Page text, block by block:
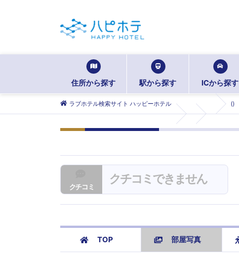
住所から探す 駅から探す ICから探す
ラブホテル検索サイト ハッピーホテル ()
クチコミ
クチコミできません
TOP 部屋写真